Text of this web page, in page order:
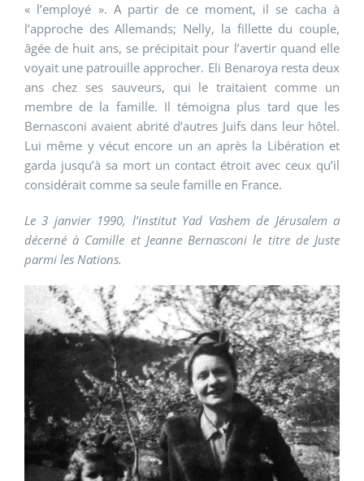
« l’employé ». A partir de ce moment, il se cacha à
l’approche des Allemands; Nelly, la fillette du couple,
âgée de huit ans, se précipitait pour l’avertir quand elle
voyait une patrouille approcher. Eli Benaroya resta deux
ans chez ses sauveurs, qui le traitaient comme un
membre de la famille. Il témoigna plus tard que les
Bernasconi avaient abrité d’autres Juifs dans leur hôtel.
Lui même y vécut encore un an après la Libération et
garda jusqu’à sa mort un contact étroit avec ceux qu’il
considérait comme sa seule famille en France.
Le 3 janvier 1990, l’institut Yad Vashem de Jérusalem a
décerné à Camille et Jeanne Bernasconi le titre de Juste
parmi les Nations.